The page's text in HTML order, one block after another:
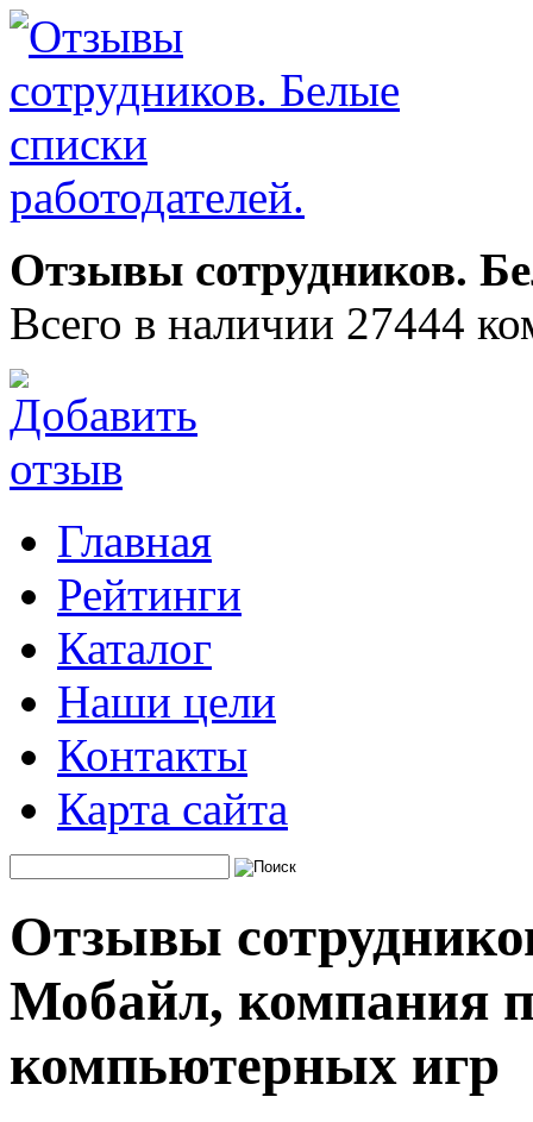
Отзывы сотрудников.
Всего в наличии 27444
Главная
Рейтинги
Каталог
Наши цели
Контакты
Карта сайта
Отзывы
Мобайл, компания
компьютерных игр